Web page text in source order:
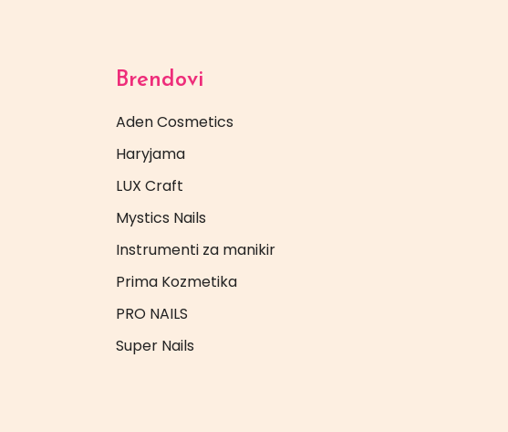
Brendovi
Aden Cosmetics
Haryjama
LUX Craft
Mystics Nails
Instrumenti za manikir
Prima Kozmetika
PRO NAILS
Super Nails